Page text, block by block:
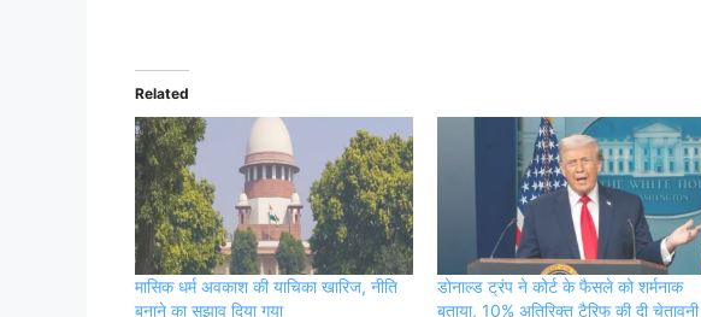
Related
मासिक धर्म अवकाश की याचिका खारिज, नीति
बनाने का सुझाव दिया गया
डोनाल्ड ट्रंप ने कोर्ट के फैसले को शर्मनाक
बताया, 10% अतिरिक्त टैरिफ की दी चेतावनी